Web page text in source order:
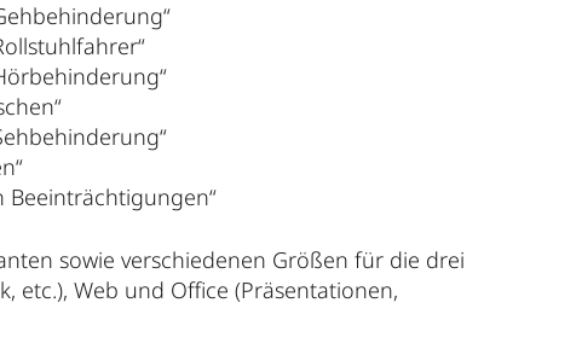
sowie verschiedenen Größen für die drei
etc.), Web und Office (Präsentationen,